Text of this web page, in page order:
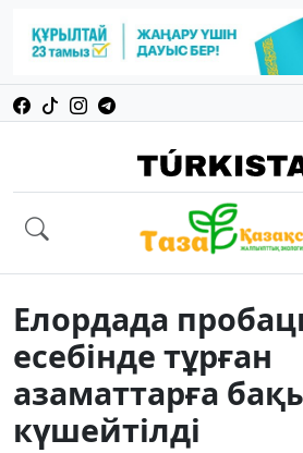
Елордада
есебінде тұрған
азаматтарға
күшейтілді